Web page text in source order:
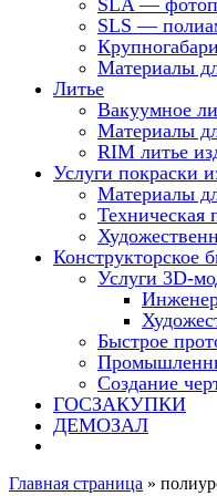
SLA —
SLS —
Материалы
Литье
Вакуумное
Материалы
RIM литье
Услуги покраски
Материалы
Техническая
Конструкторское
Услуги 3D-
Быстрое
Создание
ГОСЗАКУПКИ
ДЕМОЗАЛ
Главная страница »